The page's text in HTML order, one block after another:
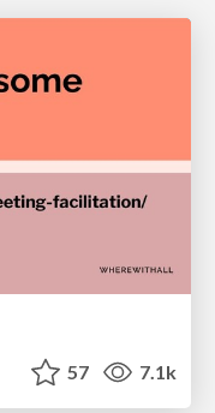
57 7.1k